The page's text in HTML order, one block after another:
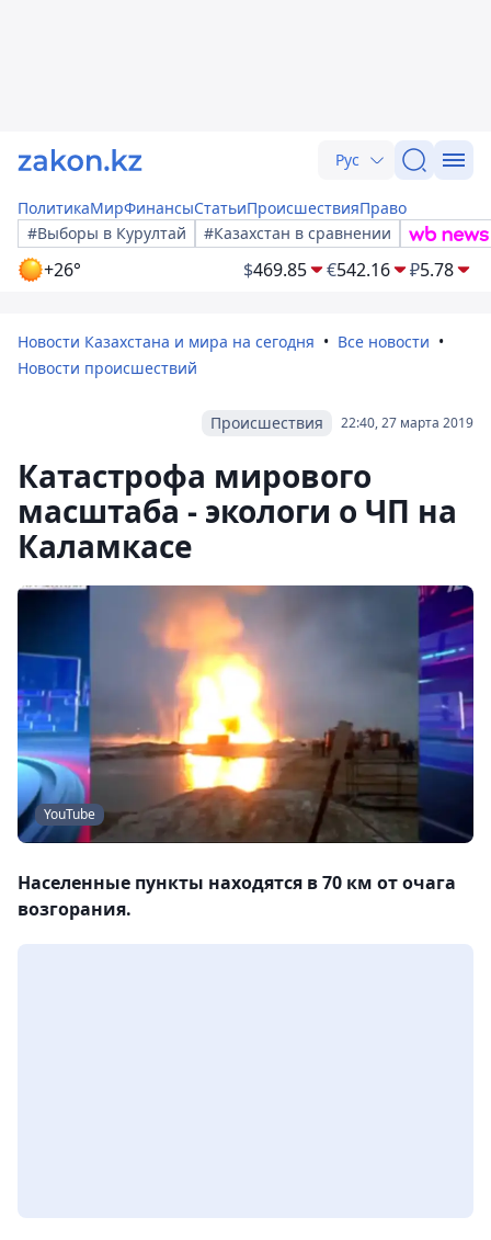
Рус
ПолитикаМирФинансыСтатьиПроисшествияПраво
#Выборы в Курултай
#Казахстан в сравнении
+26° $469.85 €542.16 ₽5.78
Новости Казахстана и мира на сегодня
Все новости
Новости происшествий
22:40, 27 марта 2019
Происшествия
Катастрофа мирового
масштаба - экологи о ЧП на
Каламкасе
YouTube
Населенные пункты находятся в 70 км от очага
возгорания.